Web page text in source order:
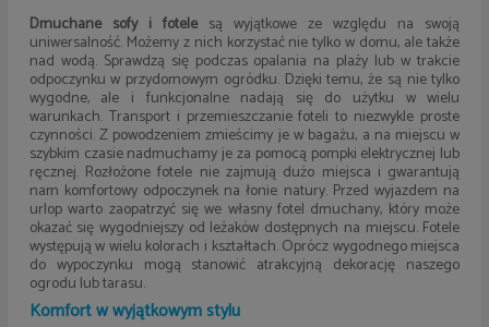
Dmuchane sofy i fotelesą wyjątkowe ze względu na swoją
uniwersalność. Możemy z nich korzystać nie tylko w domu, ale także
nad wodą. Sprawdzą się podczas opalania na plaży lub w trakcie
odpoczynku w przydomowym ogródku. Dzięki temu, że są nie tylko
wygodne, ale i funkcjonalne nadają się do użytku w wielu
warunkach. Transport i przemieszczanie foteli to niezwykle proste
czynności. Z powodzeniem zmieścimy je w bagażu, a na miejscu w
szybkim czasie nadmuchamy je za pomocą pompki elektrycznej lub
ręcznej. Rozłożone fotele nie zajmują dużo miejsca i gwarantują
nam komfortowy odpoczynek na łonie natury. Przed wyjazdem na
urlop warto zaopatrzyć się we własny fotel dmuchany, który może
okazać się wygodniejszy od leżaków dostępnych na miejscu. Fotele
występują w wielu kolorach i kształtach. Oprócz wygodnego miejsca
do wypoczynku mogą stanowić atrakcyjną dekorację naszego
ogrodu lub tarasu.
Komfort w wyjątkowym stylu